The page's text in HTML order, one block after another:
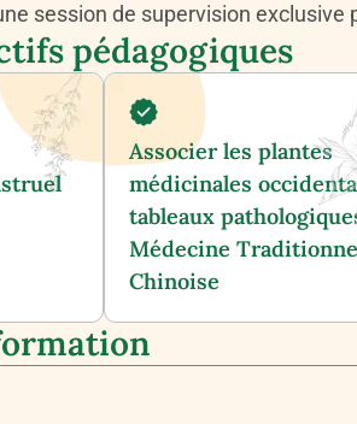
session de supervision exclusive
pédagogiques
Associer les plantes
médicinales
tableaux
Médecine
Chinoise